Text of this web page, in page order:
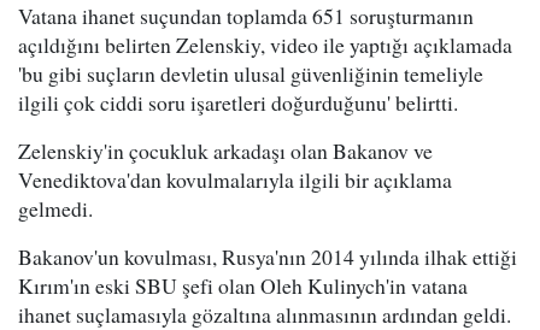
Vatana ihanet suçundan toplamda 651 soruşturmanın
açıldığını belirten Zelenskiy, video ile yaptığı açıklamada
'bu gibi suçların devletin ulusal güvenliğinin temeliyle
ilgili çok ciddi soru işaretleri doğurduğunu' belirtti.
Zelenskiy'in çocukluk arkadaşı olan Bakanov ve
Venediktova'dan kovulmalarıyla ilgili bir açıklama
gelmedi.
Bakanov'un kovulması, Rusya'nın 2014 yılında ilhak ettiği
Kırım'ın eski SBU şefi olan Oleh Kulinych'in vatana
ihanet suçlamasıyla gözaltına alınmasının ardından geldi.